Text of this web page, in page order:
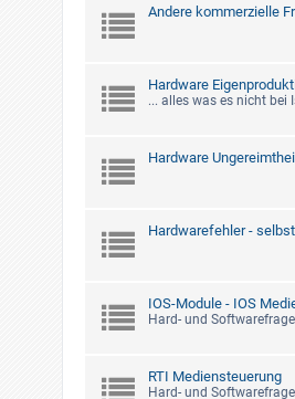
Andere kommerzielle
Hardware
... alles was es nicht bei
Hardware
Hardwarefehler -
IOS-Module - IOS
Hard- und
RTI Mediensteuerung
Hard- und